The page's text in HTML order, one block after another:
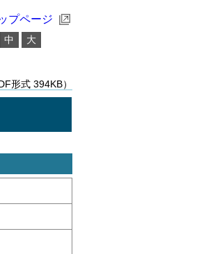
プページ
中
大
形式 394KB）